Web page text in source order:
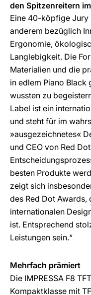
den Spitzenreitern
Eine 40-köpfige Jury
anderem bezüglich
Ergonomie,
Langlebigkeit. Die
Materialien und die
in edlem Piano Black
wussten zu
Label ist ein
und steht für im
»ausgezeichnetes«
und CEO von Red
besten Produkte
zeigt sich
des Red Dot Awards,
internationalen
ist. Entsprechend
Leistungen sein.“
Mehrfach prämiert
Die IMPRESSA F8
Kompaktklasse mit